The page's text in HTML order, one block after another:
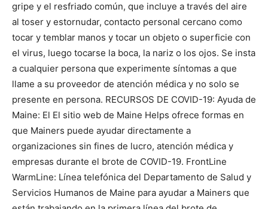
gripe y el resfriado común, que incluye a través del aire
al toser y estornudar, contacto personal cercano como
tocar y temblar manos y tocar un objeto o superficie con
el virus, luego tocarse la boca, la nariz o los ojos. Se insta
a cualquier persona que experimente síntomas a que
llame a su proveedor de atención médica y no solo se
presente en persona. RECURSOS DE COVID-19: Ayuda de
Maine: El El sitio web de Maine Helps ofrece formas en
que Mainers puede ayudar directamente a
organizaciones sin fines de lucro, atención médica y
empresas durante el brote de COVID-19. FrontLine
WarmLine: Línea telefónica del Departamento de Salud y
Servicios Humanos de Maine para ayudar a Mainers que